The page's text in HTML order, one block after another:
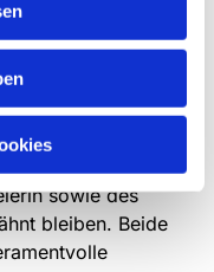
der kurzfristig
sowie des
bleiben. Beide